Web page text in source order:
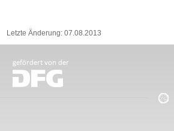
Letzte Änderung: 07.08.2013